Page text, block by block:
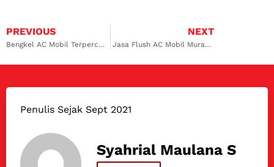
PREVIOUS
Bengkel AC Mobil Terpercaya di Jakarta Timur Atasi Masalah Cepat & Berkualitas!
NEXT
Jasa Flush AC Mobil Murah di Cililitan Solusi Bersihkan AC, Hilangkan Bau Tak Sedap!
Penulis Sejak Sept 2021
Syahrial Maulana S